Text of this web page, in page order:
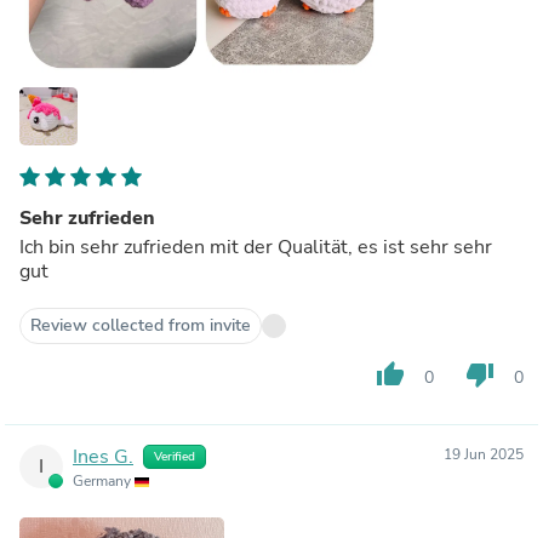
Sehr zufrieden
Ich bin sehr zufrieden mit der Qualität, es ist sehr sehr
gut
Review collected from invite
thumb_up 0 thumb_down 0
I Ines G. Verified
Germany
19 Jun 2025